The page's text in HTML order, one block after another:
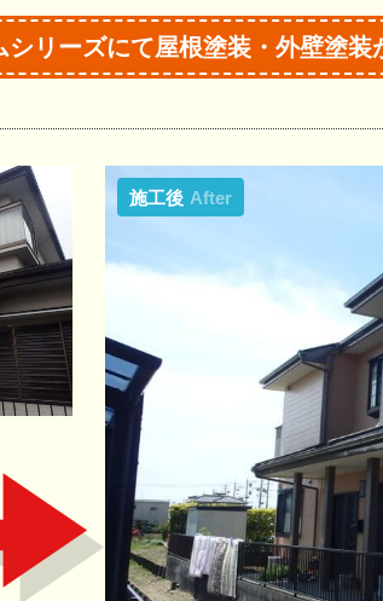
リーズにて屋根塗装・外壁塗装
施工後 After